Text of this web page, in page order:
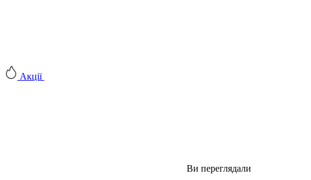
Акції
Ви переглядали